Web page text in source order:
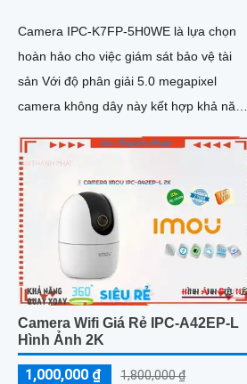
Camera IPC-K7FP-5H0WE là lựa chọn
hoàn hảo cho việc giám sát bảo vệ tài
sản Với độ phân giải 5.0 megapixel
camera không dây này kết hợp khả năng
phát hiện hình dáng người
Camera Wifi Giá Rẻ IPC-A42EP-L
Hình Ảnh 2K
1,000,000 ₫ 1,800,000 ₫